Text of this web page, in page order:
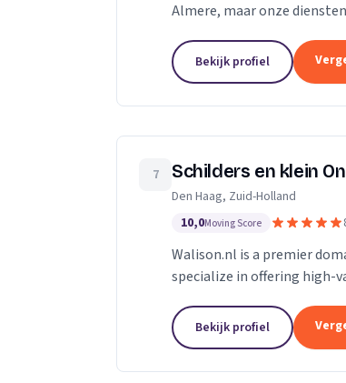
Almere, maar onze
Bekijk profiel
7 Schilders en klein
Den Haag, Zuid-Holland
10,0Moving Score
Walison.nl is a premier
specialize in offering high-
Bekijk profiel